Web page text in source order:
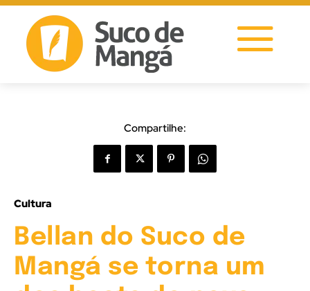
Compartilhe:
Cultura
Bellan do Suco de
Mangá se torna um